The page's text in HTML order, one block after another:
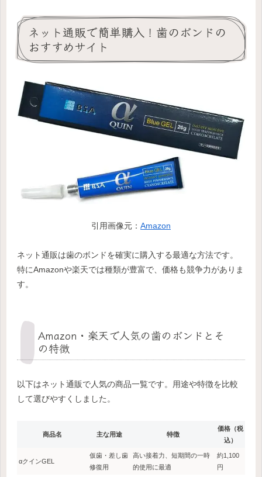
ネット通販で簡単購入！歯のボンドの
おすすめサイト
引用画像元： Amazon
ネット通販は歯のボンドを確実に購入する最適な方法です。
特にAmazonや楽天では種類が豊富で、価格も競争力がありま
す。
Amazon・楽天で人気の歯のボンドとそ
の特徴
以下はネット通販で人気の商品一覧です。用途や特徴を比較
して選びやすくしました。
商品名 主な用途 特徴
価格（税
込）
αクインGEL
仮歯・差し歯
修復用
高い接着力、短期間の一時
的使用に最適
約1,100
円